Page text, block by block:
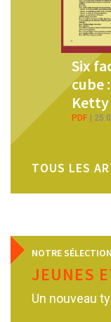
Six faces d’un
cube : une
Ketty Steward
25.06.2019
TOUS LES
NOTRE SÉLECTION
JEUNES
Un nouveau